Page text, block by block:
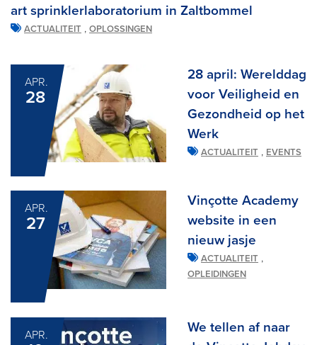
art sprinklerlaboratorium in Zaltbommel
ACTUALITEIT , OPLOSSINGEN
APR.
28
28 april: Werelddag
voor Veiligheid en
Gezondheid op het
Werk
ACTUALITEIT , EVENTS
APR.
27
Vinçotte Academy
website in een
nieuw jasje
ACTUALITEIT ,
OPLEIDINGEN
APR.
We tellen af naar